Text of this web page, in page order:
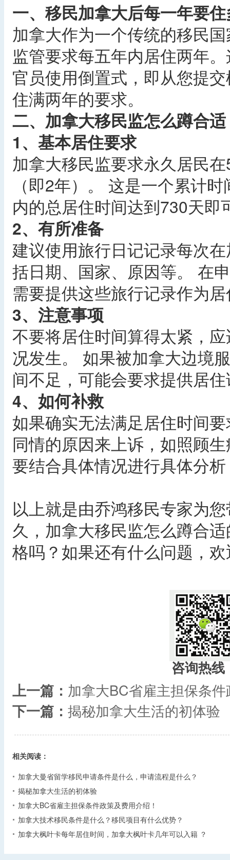
一、移民加拿大后每一年要
加拿大作为一个传统的移民
监管要求每五年内居住两年
官员使用倒置式，即从您提
住满两年的要求。
二、加拿大移民监怎么蹲合
1、基本居住要求
加拿大移民监要求永久居民
（即2年）。 这是一个累计
内的总居住时间达到730天即
2、有所准备
建议使用旅行日记记录每次
括日期、国家、原因等。 在
需要提供这些旅行记录作为
3、注意事项
不要将居住时间算得太紧，
况发生。 如果被加拿大边境
间不足，可能会要求提供居
4、如何补救
如果确实无法满足居住时间
同情的原因来上诉，如照顾
要结合具体情况进行具体分
以上就是由乔鸿移民专家为
久，加拿大移民监怎么蹲合
格吗？如果还有什么问题，
咨询热线
上一篇： 加拿大BC省雇主担保条
下一篇： 揭秘加拿大生活的初体验
相关阅读：
加拿大曼省留学移民申请条件是什么，申请流程是什么？
揭秘加拿大生活的初体验
加拿大BC省雇主担保条件政策及费用介绍！
加拿大技术移民条件是什么？移民项目有什么优势？
加拿大枫叶卡每年居住时间，加拿大枫叶卡几年可以入籍 ？